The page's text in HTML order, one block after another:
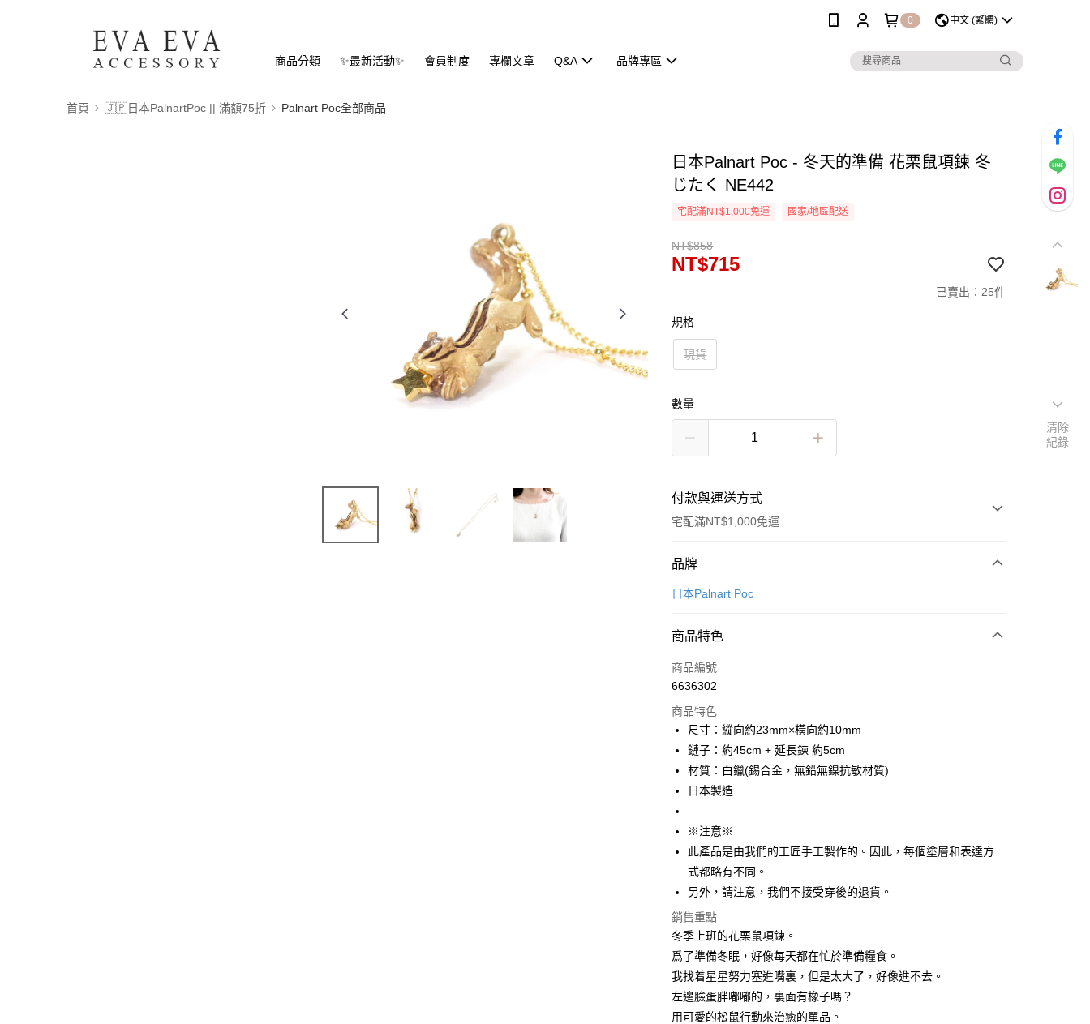
0 中文 (繁體)
商品分類 ✨最新活動✨ 會員制度 專欄文章 Q&A 品牌專區
首頁 🇯🇵日本PalnartPoc || 滿額75折 Palnart Poc全部商品
日本Palnart Poc - 冬天的準備 花栗鼠項鍊 冬
じたく NE442
宅配滿NT$1,000免運 國家/地區配送
NT$858
NT$715
已賣出：25件
規格
現貨
數量
付款與運送方式
宅配滿NT$1,000免運
付款方式
信用卡一次付款
悠遊付
Google Pay
全盈+PAY
ATM付款
運送方式
付款後全家取貨
每筆NT$60
每筆NT$60
付款後7-11取貨
每筆NT$60
宅配
品牌
日本Palnart Poc
商品特色
商品編號
6636302
商品特色
尺寸：縱向約23mm×橫向約10mm
鏈子：約45cm + 延長鍊 約5cm
材質：白鑞(錫合金，無鉛無鎳抗敏材質)
日本製造
※注意※
此產品是由我們的工匠手工製作的。因此，每個塗層和表達方
式都略有不同。
另外，請注意，我們不接受穿後的退貨。
銷售重點
冬季上班的花栗鼠項鍊。
爲了準備冬眠，好像每天都在忙於準備糧食。
我找着星星努力塞進嘴裏，但是太大了，好像進不去。
左邊臉蛋胖嘟嘟的，裏面有橡子嗎？
用可愛的松鼠行動來治癒的單品。
清除
紀錄